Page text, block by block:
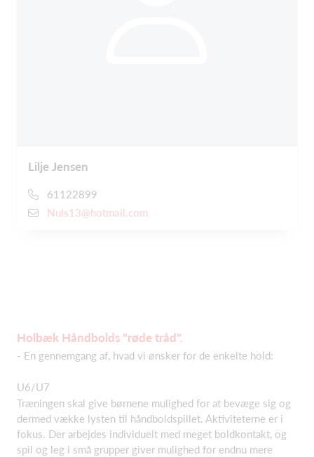
Lilje Jensen
61122899
Nuls13@hotmail.com
Holbæk Håndbolds "røde tråd".
- En gennemgang af, hvad vi ønsker for de enkelte hold:
U6/U7
Træningen skal give børnene mulighed for at bevæge sig og
dermed vække lysten til håndboldspillet. Aktiviteterne er i
fokus. Der arbejdes individuelt med meget boldkontakt, og
spil og leg i små grupper giver mulighed for endnu mere